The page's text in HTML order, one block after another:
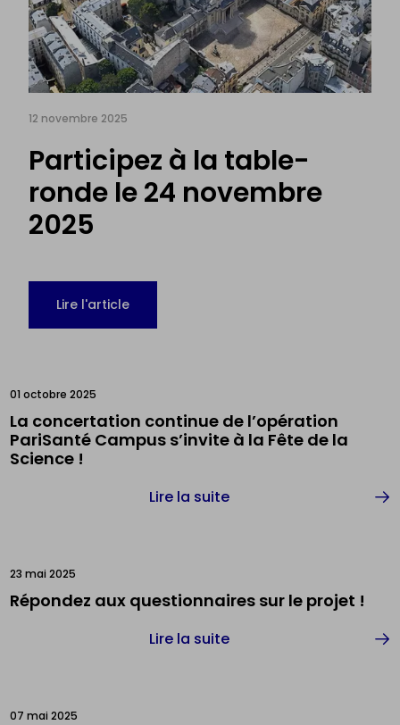
12 novembre 2025
Participez à la table-
ronde le 24 novembre
2025
Lire l'article
01 octobre 2025
La concertation continue de l’opération
PariSanté Campus s’invite à la Fête de la
Science !
Lire la suite
23 mai 2025
Répondez aux questionnaires sur le projet !
Lire la suite
07 mai 2025